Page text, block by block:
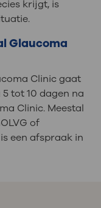
krijgt, is
Glaucoma
Clinic gaat
tot 10 dagen na
Clinic. Meestal
of
een afspraak in